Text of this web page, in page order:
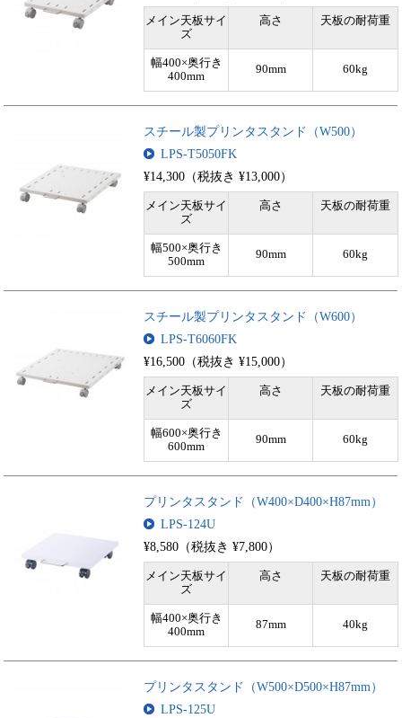
メイン天板サイ
ズ
高さ 天板の耐荷重
幅400×奥行き
400mm
90mm 60kg
スチール製プリンタスタンド（W500）
LPS-T5050FK
¥14,300（税抜き ¥13,000）
メイン天板サイ
ズ
高さ 天板の耐荷重
幅500×奥行き
500mm
90mm 60kg
スチール製プリンタスタンド（W600）
LPS-T6060FK
¥16,500（税抜き ¥15,000）
メイン天板サイ
ズ
高さ 天板の耐荷重
幅600×奥行き
600mm
90mm 60kg
プリンタスタンド（W400×D400×H87mm）
LPS-124U
¥8,580（税抜き ¥7,800）
メイン天板サイ
ズ
高さ 天板の耐荷重
幅400×奥行き
400mm
87mm 40kg
プリンタスタンド（W500×D500×H87mm）
LPS-125U